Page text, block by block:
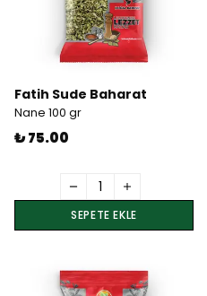
Fatih Sude Baharat
Nane 100 gr
₺ 75.00
SEPETE EKLE